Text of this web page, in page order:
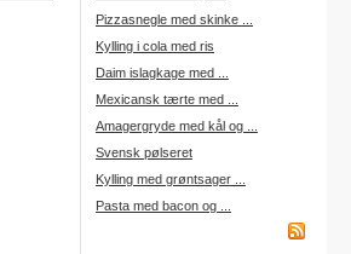
Madopskrifter.nu.
Gå til forum
Indkøbsliste på SMS
på SMS.
For at benytte SMS funktionen,
købt et abonnement.
Pizzasnegle med skinke ...
Kylling i cola med ris
Daim islagkage med ...
Mexicansk tærte med ...
Amagergryde med kål og ...
Svensk pølseret
Kylling med grøntsager ...
Pasta med bacon og ...